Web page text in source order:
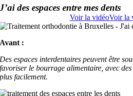
J’ai des espaces entre mes dents
Voir la vidéoVoir la
Avant :
Des espaces interdentaires peuvent être
favoriser le bourrage alimentaire, avec
plus facilement.